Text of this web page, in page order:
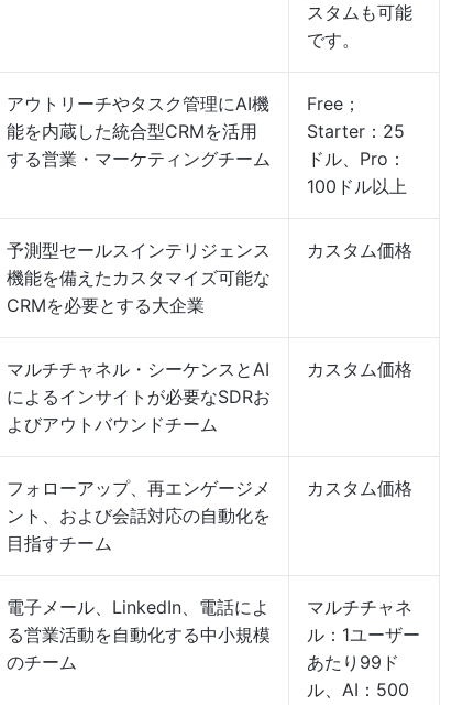
スタムも可能
です。
アウトリーチやタスク管理にAI機
能を内蔵した統合型CRMを活用
する営業・マーケティングチーム
Free；
Starter：25
ドル、Pro：
100ドル以上
予測型セールスインテリジェンス
機能を備えたカスタマイズ可能な
CRMを必要とする大企業
カスタム価格
マルチチャネル・シーケンスとAI
によるインサイトが必要なSDRお
よびアウトバウンドチーム
カスタム価格
フォローアップ、再エンゲージメ
ント、および会話対応の自動化を
目指すチーム
カスタム価格
電子メール、LinkedIn、電話によ
る営業活動を自動化する中小規模
のチーム
マルチチャネ
ル：1ユーザー
あたり99ド
ル、AI：500